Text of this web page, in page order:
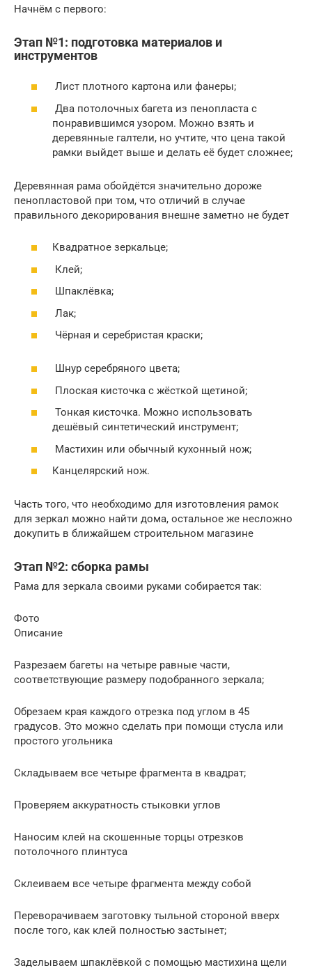
Начнём с первого:
Этап №1: подготовка материалов и
инструментов
Лист плотного картона или фанеры;
Два потолочных багета из пенопласта с
понравившимся узором. Можно взять и
деревянные галтели, но учтите, что цена такой
рамки выйдет выше и делать её будет сложнее;
Деревянная рама обойдётся значительно дороже
пенопластовой при том, что отличий в случае
правильного декорирования внешне заметно не будет
Квадратное зеркальце;
Клей;
Шпаклёвка;
Лак;
Чёрная и серебристая краски;
Шнур серебряного цвета;
Плоская кисточка с жёсткой щетиной;
Тонкая кисточка. Можно использовать
дешёвый синтетический инструмент;
Мастихин или обычный кухонный нож;
Канцелярский нож.
Часть того, что необходимо для изготовления рамок
для зеркал можно найти дома, остальное же несложно
докупить в ближайшем строительном магазине
Этап №2: сборка рамы
Рама для зеркала своими руками собирается так:
Фото
Описание
Разрезаем багеты на четыре равные части,
соответствующие размеру подобранного зеркала;
Обрезаем края каждого отрезка под углом в 45
градусов. Это можно сделать при помощи стусла или
простого угольника
Складываем все четыре фрагмента в квадрат;
Проверяем аккуратность стыковки углов
Наносим клей на скошенные торцы отрезков
потолочного плинтуса
Склеиваем все четыре фрагмента между собой
Переворачиваем заготовку тыльной стороной вверх
после того, как клей полностью застынет;
Заделываем шпаклёвкой с помощью мастихина щели